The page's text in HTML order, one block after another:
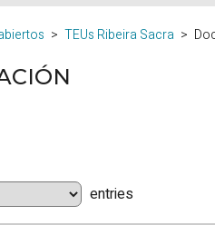
TEUs Ribeira Sacra
entries